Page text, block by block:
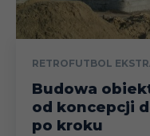
RETROFUTBOL
Budowa
od koncepcji
po kroku